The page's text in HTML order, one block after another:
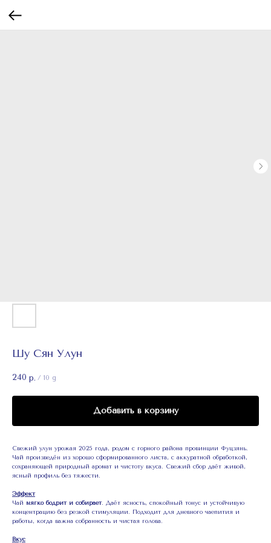
Шу Сян Улун
240 р. / 10 g
Добавить в корзину
Свежий улун урожая 2025 года, родом с горного района провинции Фуцзянь.
Чай произведён из хорошо сформированного листа, с аккуратной обработкой,
сохраняющей природный аромат и чистоту вкуса. Свежий сбор даёт живой,
ясный профиль без тяжести.
Эффект
Чай мягко бодрит и собирает. Даёт ясность, спокойный тонус и устойчивую
концентрацию без резкой стимуляции. Подходит для дневного чаепития и
работы, когда важна собранность и чистая голова.
Вкус